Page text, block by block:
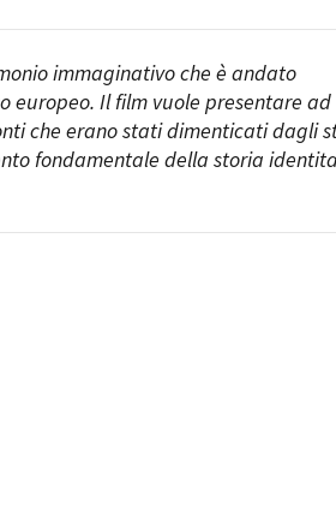
Cookie policy Whistleblowing
immaginativo che è andato
europeo. Il film vuole presentare
che erano stati dimenticati dagli
fondamentale della storia